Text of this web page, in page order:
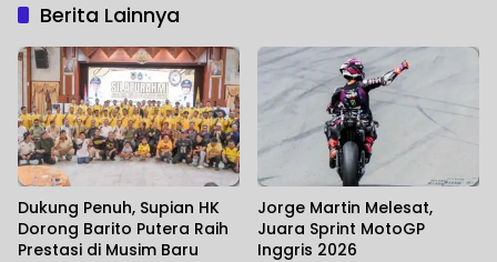
Berita Lainnya
Dukung Penuh, Supian HK
Dorong Barito Putera Raih
Prestasi di Musim Baru
Jorge Martin Melesat,
Juara Sprint MotoGP
Inggris 2026